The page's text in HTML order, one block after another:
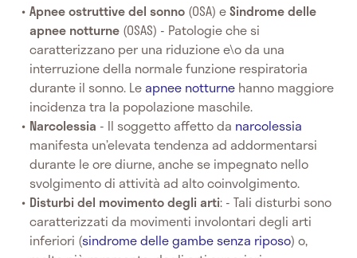
Apnee ostruttive del sonno (OSA) eSindrome delle
apnee notturne (OSAS) - Patologie che si
caratterizzano per una riduzione e\o da una
interruzione della normale funzione respiratoria
durante il sonno. Leapnee notturne hanno maggiore
incidenza tra la popolazione maschile.
Narcolessia - Il soggetto affetto da narcolessia
manifesta un’elevata tendenza ad addormentarsi
durante le ore diurne, anche se impegnato nello
svolgimento di attività ad alto coinvolgimento.
Disturbi del movimento degli arti: - Tali disturbi sono
caratterizzati da movimenti involontari degli arti
inferiori (sindrome delle gambe senza riposo) o,